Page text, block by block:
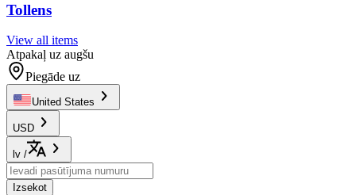
Tollens
View all items
Atpakaļ uz augšu
Piegāde uz
United States
USD
lv /
Izsekot